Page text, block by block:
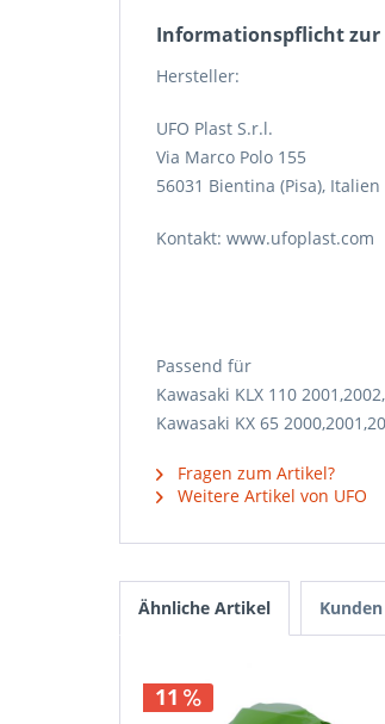
Informations­pflicht zur
Hersteller:
UFO Plast S.r.l.
Via Marco Polo 155
56031 Bientina (Pisa), Italien
Kontakt: www.ufoplast.com
Passend für
Kawasaki KLX 110
Kawasaki KX 65
Fragen zum Artikel?
Weitere Artikel von UFO
Ähnliche Artikel
11